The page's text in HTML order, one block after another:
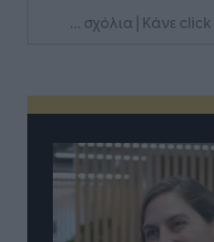
... σχόλια | Κάνε click